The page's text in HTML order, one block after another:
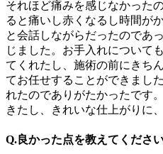
それほど痛みを感じなかった
ると痛いし赤くなるし時間が
と会話しながらだったのであ
じました。お手入れについて
てくれたし、施術の前にきち
てお任せすることができまし
れたのでありがたかったです
きたし、きれいな仕上がりに
Q.良かった点を教えてくださ